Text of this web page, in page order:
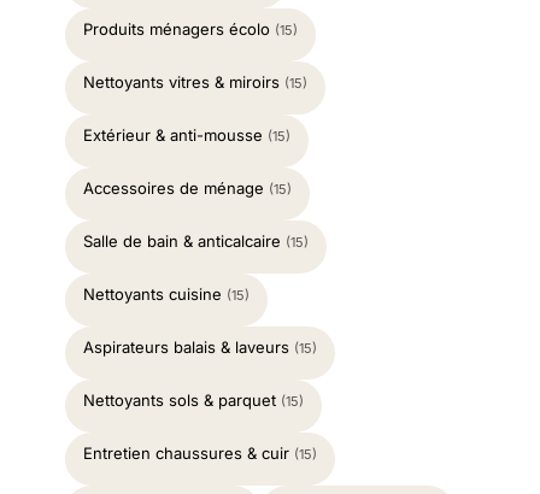
Produits ménagers écolo (15)
Nettoyants vitres & miroirs (15)
Extérieur & anti-mousse (15)
Accessoires de ménage (15)
Salle de bain & anticalcaire (15)
Nettoyants cuisine (15)
Aspirateurs balais & laveurs (15)
Nettoyants sols & parquet (15)
Entretien chaussures & cuir (15)